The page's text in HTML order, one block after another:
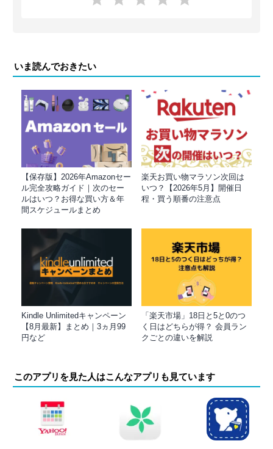
いま読んでおきたい
【保存版】2026年Amazonセー
ル完全攻略ガイド｜次のセー
ルはいつ？お得な買い方＆年
間スケジュールまとめ
楽天お買い物マラソン次回は
いつ？【2026年5月】開催日
程・買う順番の注意点
Kindle Unlimitedキャンペーン
【8月最新】まとめ｜3ヵ月99
円など
「楽天市場」18日と5と0のつ
く日はどちらが得？ 会員ラン
クごとの違いを解説
このアプリを見た人はこんなアプリも見ています